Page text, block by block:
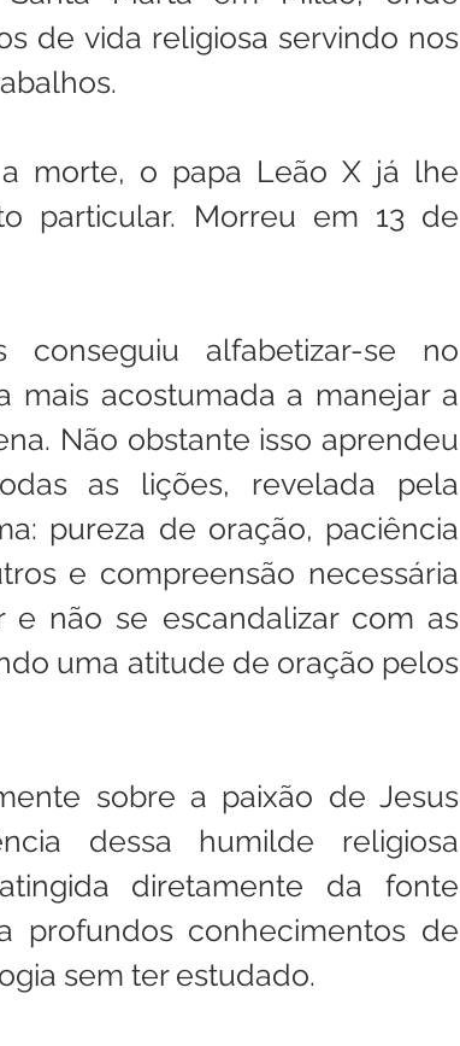
de vida religiosa servindo nos
morte, o papa Leão X já lhe
particular. Morreu em 13 de
conseguiu alfabetizar-se no
mais acostumada a manejar a
Não obstante isso aprendeu
as lições, revelada pela
pureza de oração, paciência
e compreensão necessária
e não se escandalizar com as
uma atitude de oração pelos
sobre a paixão de Jesus
dessa humilde religiosa
diretamente da fonte
profundos conhecimentos de
sem ter estudado.